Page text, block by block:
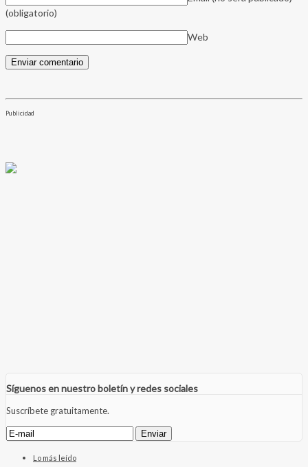
(obligatorio)
Web
Publicidad
Síguenos en nuestro boletín y redes sociales
Suscríbete gratuitamente.
Lo más leído